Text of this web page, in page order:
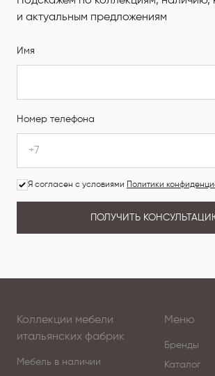
и актуальным предложениям
Имя
Номер телефона
Я согласен с условиями Политики
ПОЛУЧИТЬ
Коллекции мебели
итальянских фабрик
Мебель в наличии
Меню
Бренды
Каталог